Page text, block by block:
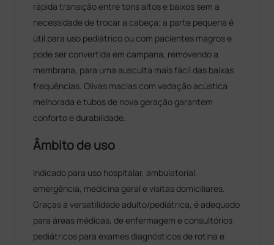
rápida transição entre tons altos e baixos sem a
necessidade de trocar a cabeça; a parte pequena é
útil para uso pediátrico ou com pacientes magros e
pode ser convertida em campana, removendo a
membrana, para uma ausculta mais fácil das baixas
frequências. Olivas macias com vedação acústica
melhorada e tubos de nova geração garantem
conforto e durabilidade.
Âmbito de uso
Indicado para uso hospitalar, ambulatorial,
emergência, medicina geral e visitas domiciliares.
Graças à versatilidade adulto/pediátrica, é adequado
para áreas médicas, de enfermagem e consultórios
pediátricos para exames diagnósticos de rotina e